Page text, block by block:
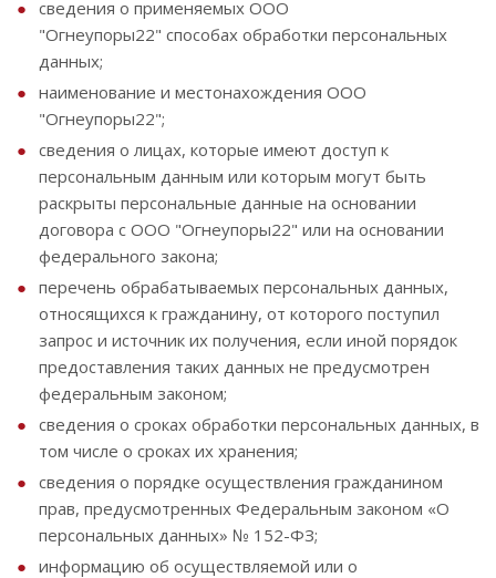
сведения о применяемых ООО
"Огнеупоры22" способах обработки персональных
данных;
наименование и местонахождения ООО
"Огнеупоры22";
сведения о лицах, которые имеют доступ к
персональным данным или которым могут быть
раскрыты персональные данные на основании
договора с ООО "Огнеупоры22" или на основании
федерального закона;
перечень обрабатываемых персональных данных,
относящихся к гражданину, от которого поступил
запрос и источник их получения, если иной порядок
предоставления таких данных не предусмотрен
федеральным законом;
сведения о сроках обработки персональных данных, в
том числе о сроках их хранения;
сведения о порядке осуществления гражданином
прав, предусмотренных Федеральным законом «О
персональных данных» № 152-ФЗ;
информацию об осуществляемой или о